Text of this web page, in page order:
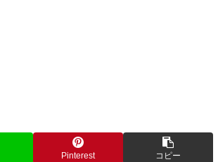
Pinterest コピー